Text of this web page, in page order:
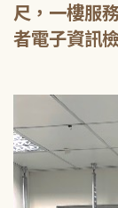
尺，一樓服
者電子資訊